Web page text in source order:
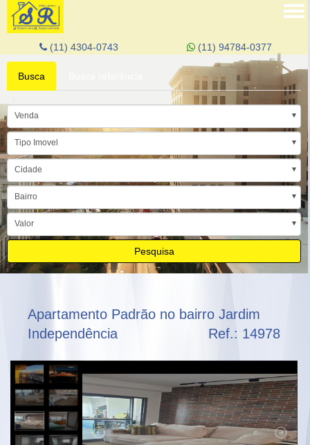
(11) 4304-0743 (11) 94784-0377
Busca
Venda
Tipo Imovel
Cidade
Bairro
Valor
Pesquisa
Apartamento Padrão no bairro Jardim
Independência
Ref.: 14978